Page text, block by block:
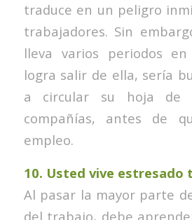
traduce en un peligro
trabajadores. Sin
lleva varios periodos
logra salir de ella, sería
a circular su hoja de
compañías, antes de
empleo.
10. Usted vive estresado
Al pasar la mayor parte
del trabajo, debe